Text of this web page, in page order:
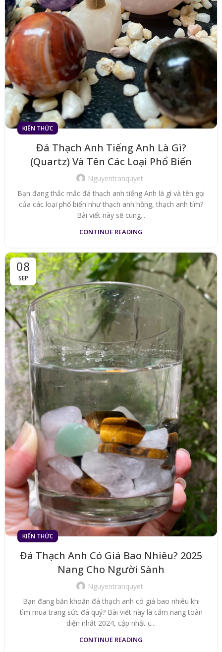
KIẾN THỨC
Đá Thạch Anh Tiếng Anh Là Gì?
(Quartz) Và Tên Các Loại Phổ Biến
Nguyentranquyet
Bạn đang thắc mắc đá thạch anh tiếng Anh là gì và tên gọi
của các loại phổ biến như thạch anh hồng, thạch anh tím?
Bài viết này sẽ cung...
CONTINUE READING
08
SEP
KIẾN THỨC
Đá Thạch Anh Có Giá Bao Nhiêu? 2025
Nang Cho Người Sành
Nguyentranquyet
Bạn đang băn khoăn đá thạch anh có giá bao nhiêu khi
tìm mua trang sức đá quý? Bài viết này là cẩm nang toàn
diện nhất 2024, cập nhật c...
CONTINUE READING